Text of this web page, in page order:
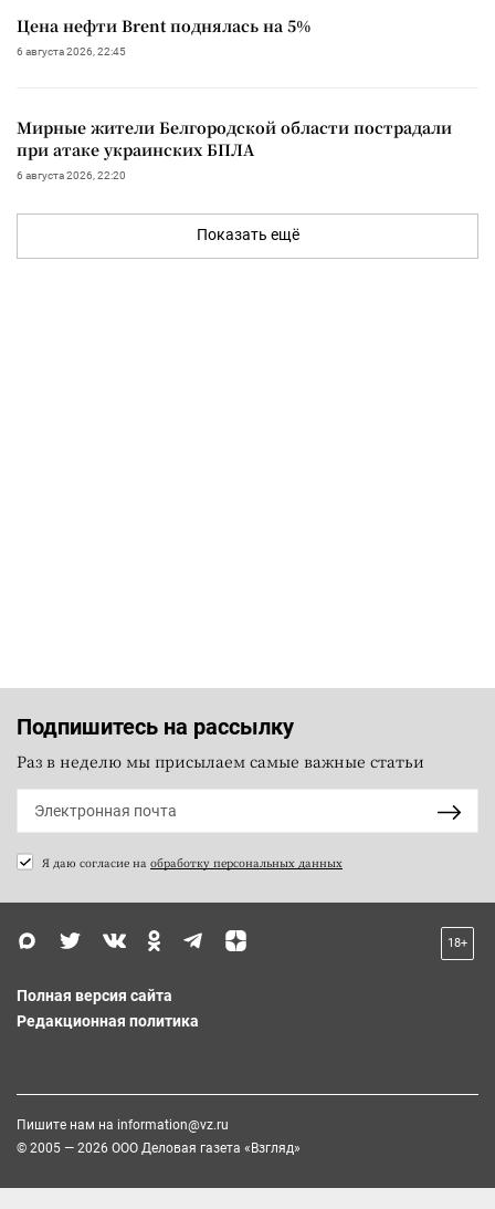
Цена нефти Brent поднялась на 5%
6 августа 2026, 22:45
Мирные жители Белгородской области пострадали
при атаке украинских БПЛА
6 августа 2026, 22:20
Показать ещё
Подпишитесь на рассылку
Раз в неделю мы присылаем самые важные статьи
Я даю согласие на обработку персональных данных
18+
Полная версия сайта
Редакционная политика
Пишите нам на information@vz.ru
© 2005 — 2026 ООО Деловая газета «Взгляд»